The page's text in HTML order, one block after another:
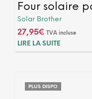
Four solaire
Solar Brother
27,95€ TVA incluse
LIRE LA SUITE
PLUS DISPO